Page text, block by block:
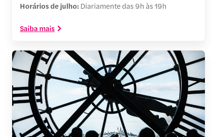
Horários de julho: Diariamente das 9h às 19h
Saiba mais